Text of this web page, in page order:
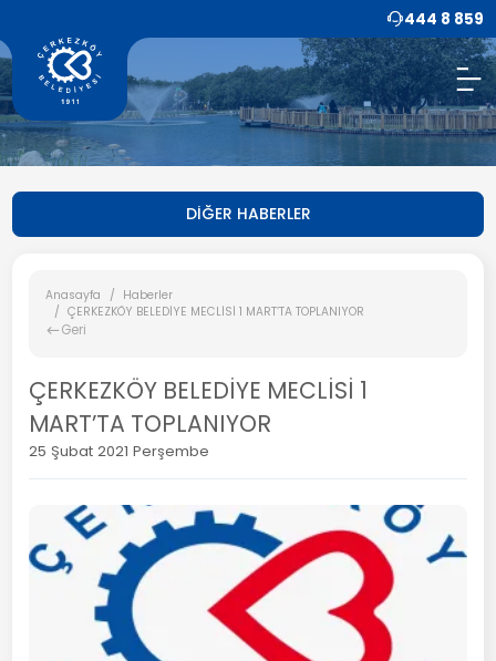
444 8 859
DİĞER HABERLER
Anasayfa
Haberler
ÇERKEZKÖY BELEDİYE MECLİSİ 1 MART’TA TOPLANIYOR
Geri
ÇERKEZKÖY BELEDİYE MECLİSİ 1
MART’TA TOPLANIYOR
25 Şubat 2021 Perşembe